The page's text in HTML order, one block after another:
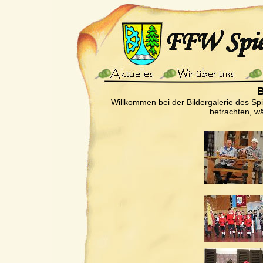
Willkommen bei der Bildergalerie des
betrachten,